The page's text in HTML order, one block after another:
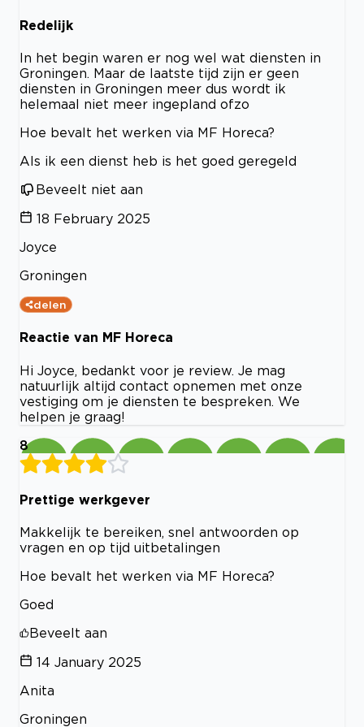
Redelijk
In het begin waren er nog wel wat diensten in
Groningen. Maar de laatste tijd zijn er geen
diensten in Groningen meer dus wordt ik
helemaal niet meer ingepland ofzo
Hoe bevalt het werken via MF Horeca?
Als ik een dienst heb is het goed geregeld
Beveelt niet aan
18 February 2025
Joyce
Groningen
delen
Reactie van MF Horeca
Hi Joyce, bedankt voor je review. Je mag
natuurlijk altijd contact opnemen met onze
vestiging om je diensten te bespreken. We
helpen je graag!
8
Prettige werkgever
Makkelijk te bereiken, snel antwoorden op
vragen en op tijd uitbetalingen
Hoe bevalt het werken via MF Horeca?
Goed
Beveelt aan
14 January 2025
Anita
Groningen